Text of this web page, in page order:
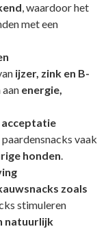
, waardoor het
met een
ijzer, zink en B-
energie,
acceptatie
paardensnacks vaak
honden.
zoals
stimuleren
natuurlijk